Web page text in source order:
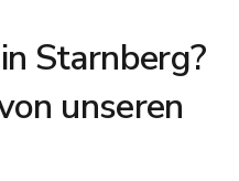
Starnberg?
unseren